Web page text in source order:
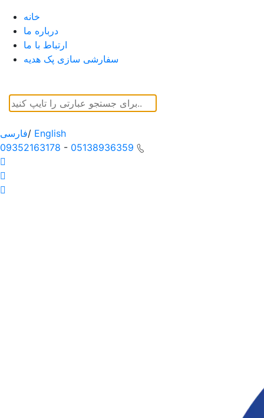
خانه
درباره ما
ارتباط با ما
سفارشی سازی پک هدیه
فارسی/ English
09352163178 - 05138936359